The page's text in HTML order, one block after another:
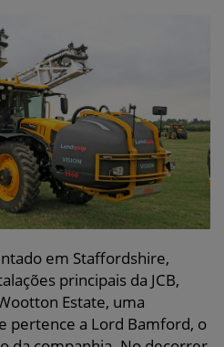
em Staffordshire,
principais da JCB,
Estate, uma
pertence a Lord Bamford, o